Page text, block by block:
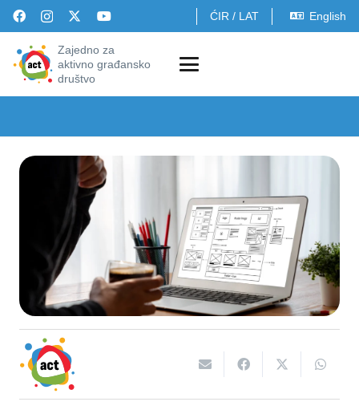
ĆIR / LAT English
Zajedno za
aktivno građansko
društvo